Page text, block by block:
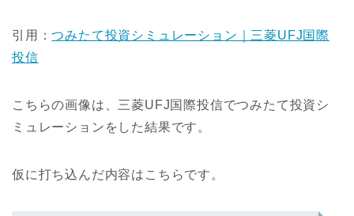
引用：つみたて投資シミュレーション｜三菱UFJ国際
投信
こちらの画像は、三菱UFJ国際投信でつみたて投資シ
ミュレーションをした結果です。
仮に打ち込んだ内容はこちらです。